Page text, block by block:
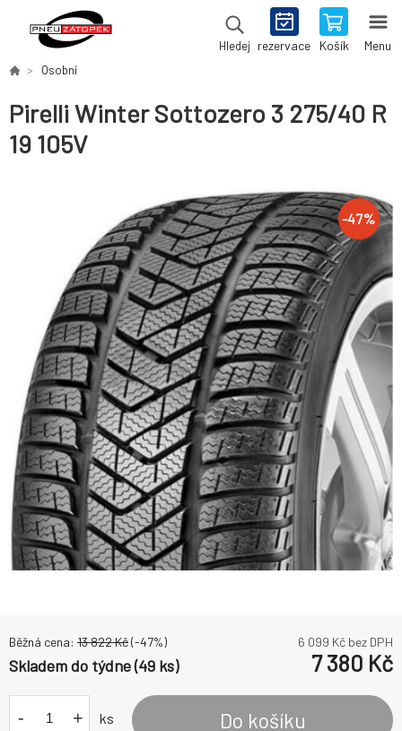
Hledej rezervace Košík Menu
Osobní
Pirelli Winter Sottozero 3 275/40 R
19 105V
-47%
Běžná cena: 13 822Kč(-47%) 6 099 Kč bez DPH
Skladem do týdne (49 ks) 7 380 Kč
- + ks Do košíku